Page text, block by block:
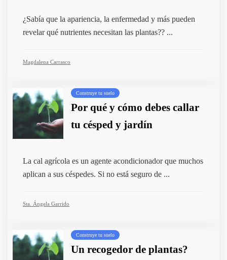
¿Sabía que la apariencia, la enfermedad y más pueden
revelar qué nutrientes necesitan las plantas?? ...
Magdalena Carrasco
Construye tu suelo
Por qué y cómo debes callar
tu césped y jardín
La cal agrícola es un agente acondicionador que muchos
aplican a sus céspedes. Si no está seguro de ...
Sta. Ángela Garrido
Construye tu suelo
Un recogedor de plantas?